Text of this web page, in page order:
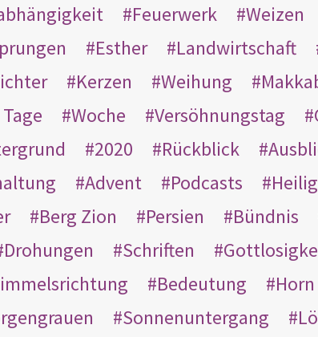
Feuerwerk Weizen
Esther Landwirtschaft
Kerzen Weihung
Woche Versöhnungstag
2020 Rückblick
Advent Podcasts
Berg Zion Persien Bündnis
Drohungen
Schriften
Bedeutung Horn
Sonnenuntergang